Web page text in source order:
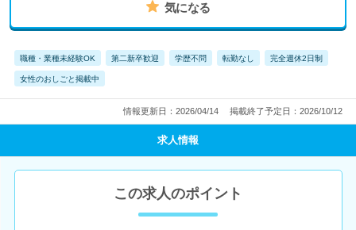
気になる
職種・業種未経験OK 第二新卒歓迎 学歴不問 転勤なし 完全週休2日制
女性のおしごと掲載中
情報更新日：2026/04/14 掲載終了予定日：2026/10/12
求人情報
この求人のポイント